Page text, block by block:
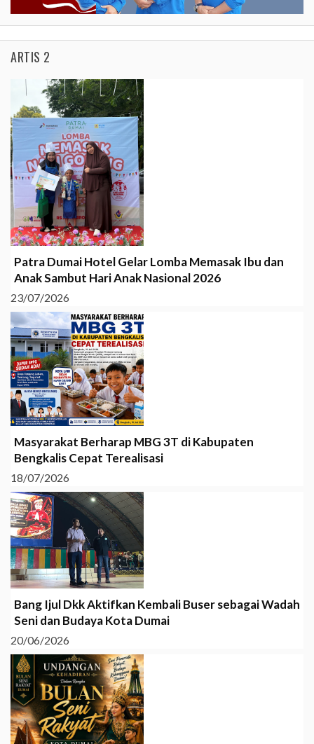
ARTIS 2
Patra Dumai Hotel Gelar Lomba Memasak Ibu dan
Anak Sambut Hari Anak Nasional 2026
23/07/2026
Masyarakat Berharap MBG 3T di Kabupaten
Bengkalis Cepat Terealisasi
18/07/2026
Bang Ijul Dkk Aktifkan Kembali Buser sebagai Wadah
Seni dan Budaya Kota Dumai
20/06/2026